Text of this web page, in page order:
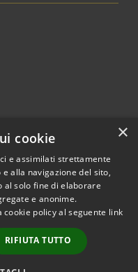
© 2026 • Comune di
Bollate • Powered by
Municipium•
Accesso
redazione
×
cookie
e assimilati strettamente
alla navigazione del sito,
al solo fine di elaborare
e anonime.
policy al seguente link
RIFIUTA TUTTO